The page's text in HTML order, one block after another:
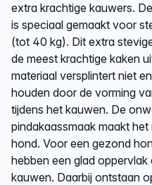
extra krachtige kauwers.
is speciaal gemaakt voor
(tot 40 kg). Dit extra
de meest krachtige kaken
materiaal versplintert niet
houden door de vorming
tijdens het kauwen. De
pindakaassmaak maakt
hond. Voor een gezond
hebben een glad
kauwen. Daarbij ontstaan